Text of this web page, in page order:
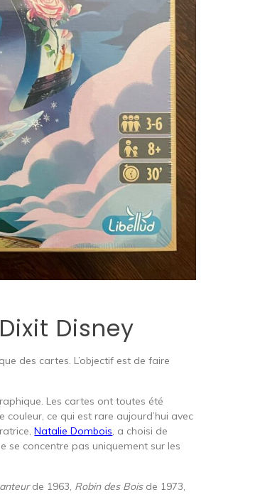
Disney
des cartes. L’objectif est de faire
Les cartes ont toutes été
ce qui est rare aujourd’hui avec
Natalie Dombois, a choisi de
se concentre pas uniquement sur les
de 1963, Robin des Boisde 1973,